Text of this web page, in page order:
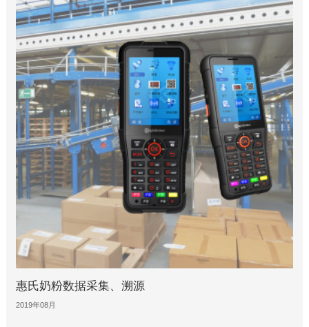
惠氏奶粉数据采集、溯源
2019年08月